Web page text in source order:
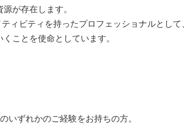
が存在します。
ィビティを持ったプロフェッショナルとして、
ことを使命としています。
いずれかのご経験をお持ちの方。